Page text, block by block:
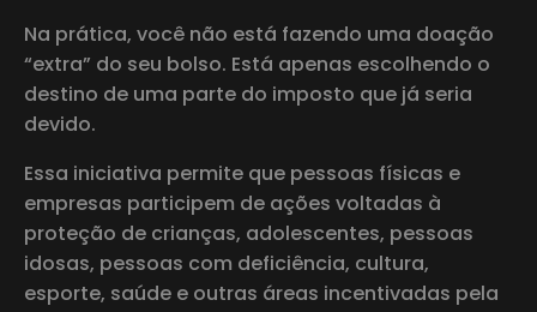
Na prática, você não está fazendo uma doação
“extra” do seu bolso. Está apenas escolhendo o
destino de uma parte do imposto que já seria
devido.
Essa iniciativa permite que pessoas físicas e
empresas participem de ações voltadas à
proteção de crianças, adolescentes, pessoas
idosas, pessoas com deficiência, cultura,
esporte, saúde e outras áreas incentivadas pela